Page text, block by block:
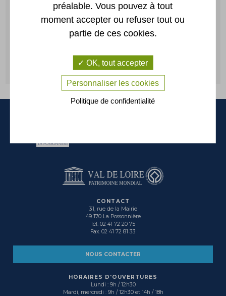
Location
de salles
CONTACTEZ-NOUS
CONTACT
31, rue de la Mairie
49 170 La Possonnière
Tél. 02 41 72 20 75
Fax. 02 41 72 81 33
NOUS CONTACTER
HORAIRES D'OUVERTURES
Lundi : 9h / 12h30
Mardi, mercredi : 9h / 12h30 et 14h / 18h
préalable. Vous pouvez à tout
moment accepter ou refuser tout ou
partie de ces cookies.
OK, tout accepter
Personnaliser les cookies
Politique de confidentialité